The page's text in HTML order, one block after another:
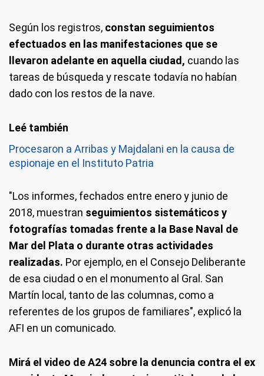
Según los registros, constan seguimientos
efectuados en las manifestaciones que se
llevaron adelante en aquella ciudad, cuando las
tareas de búsqueda y rescate todavía no habían
dado con los restos de la nave.
Procesaron a Arribas y Majdalani en la causa de
espionaje en el Instituto Patria
"Los informes, fechados entre enero y junio de
2018, muestran seguimientos sistemáticos y
fotografías tomadas frente a la Base Naval de
Mar del Plata o durante otras actividades
realizadas. Por ejemplo, en el Consejo Deliberante
de esa ciudad o en el monumento al Gral. San
Martín local, tanto de las columnas, como a
referentes de los grupos de familiares", explicó la
AFI en un comunicado.
Mirá el video de A24 sobre la denuncia contra el ex